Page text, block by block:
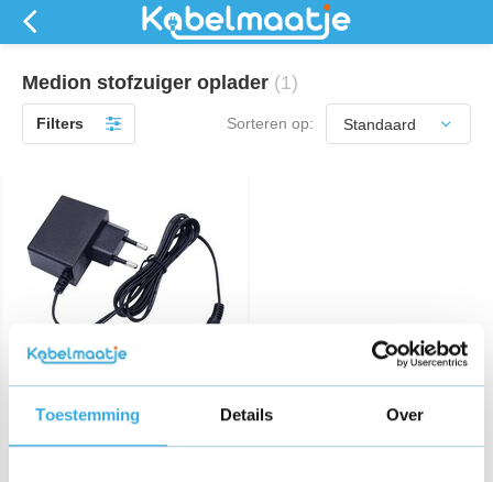
Toestemming Details Over
Medion stofzuiger oplader (1)
Filters Sorteren op:
Adapter voor Medion MD
18386 steelstofzuiger